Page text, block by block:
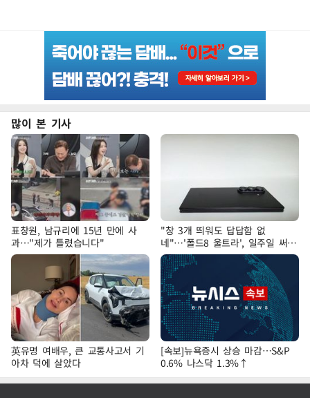
많이 본 기사
표창원, 남규리에 15년 만에 사
과…"제가 틀렸습니다"
"창 3개 띄워도 답답함 없
네"…'폴드8 울트라', 일주일 써보
니
英유명 여배우, 큰 교통사고서 기
아차 덕에 살았다
[속보]뉴욕증시 상승 마감…S&P
0.6% 나스닥 1.3%↑